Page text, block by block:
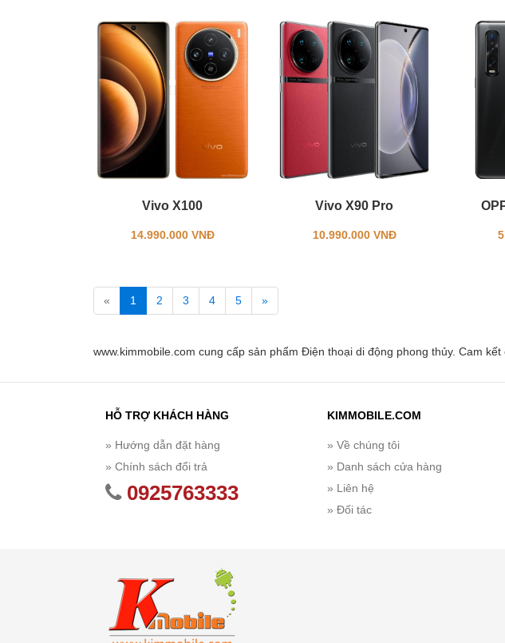
Vivo X100
14.990.000 VNĐ
Vivo X90 Pro
10.990.000 VNĐ
« 1 2 3 4 5 »
www.kimmobile.com cung cấp sản phẩm Điện thoại di động phong thủy. Cam
HỖ TRỢ KHÁCH HÀNG
» Hướng dẫn đặt hàng
» Chính sách đổi trả
0925763333
KIMMOBILE.COM
» Về chúng tôi
» Danh sách cửa hàng
» Liên hệ
» Đối tác